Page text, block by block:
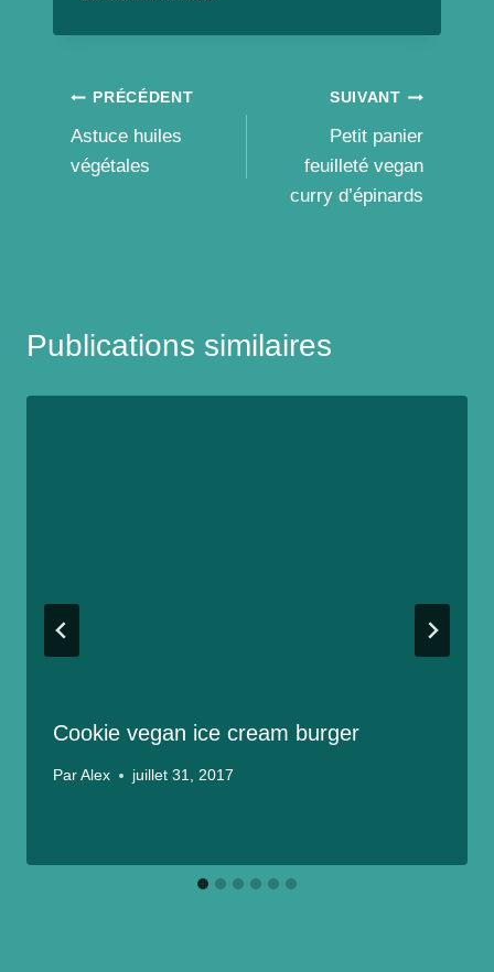
Navigation
de
PRÉCÉDENT
Astuce huiles
végétales
SUIVANT
Petit panier
feuilleté vegan
curry d’épinards
Publications similaires
Cookie vegan ice cream burger
Par Alex juillet 31, 2017